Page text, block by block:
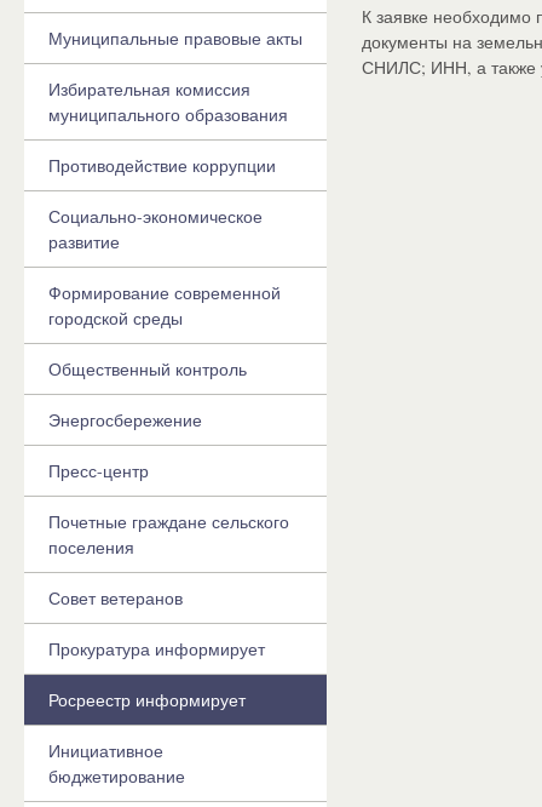
К заявке
документы на
СНИЛС; ИНН, а также
Муниципальные правовые акты
Избирательная комиссия
муниципального образования
Противодействие коррупции
Социально-экономическое
развитие
Формирование современной
городской среды
Общественный контроль
Энергосбережение
Пресс-центр
Почетные граждане сельского
поселения
Совет ветеранов
Прокуратура информирует
Росреестр информирует
Инициативное
бюджетирование